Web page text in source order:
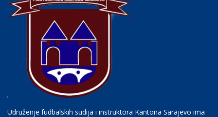
Udruženje fudbalskih sudija i instruktora Kantona Sarajevo ima